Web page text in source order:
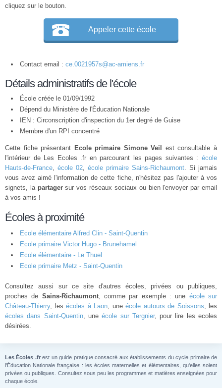
cliquez sur le bouton.
Appeler cette école
Contact email : ce.0021957s@ac-amiens.fr
Détails administratifs de l'école
École créée le 01/09/1992
Dépend du Ministère de l'Éducation Nationale
IEN : Circonscription d'inspection du 1er degré de Guise
Membre d'un RPI concentré
Cette fiche présentant Ecole primaire Simone Veil
est consultable à
l'intérieur de Les Ecoles .fr en parcourant les pages suivantes : école
Hauts-de-France, école 02, école primaire Sains-Richaumont. Si jamais
vous avez aimé l'information de cette fiche, n'hésitez pas l'ajouter à vos
signets, la partagersur vos réseaux sociaux ou bien l'envoyer par email
à vos amis !
Écoles à proximité
Ecole élémentaire Alfred Clin - Saint-Quentin
Ecole primaire Victor Hugo - Brunehamel
Ecole élémentaire - Le Thuel
Ecole primaire Metz - Saint-Quentin
Consultez aussi sur ce site d'autres écoles, privées ou publiques,
proches de Sains-Richaumont, comme par exemple : une école sur
Château-Thierry, les écoles à Laon, une école autours de Soissons, les
écoles dans Saint-Quentin, uneécole sur Tergnier, pour lire les ecoles
désirées.
Les Écoles .frest un guide pratique consacré aux établissements du cycle primaire de
l'Éducation Nationale française : les écoles maternelles et élémentaires, qu'elles soient
privées ou publiques. Consultez sous peu les programmes et matières enseignées pour
chaque école.